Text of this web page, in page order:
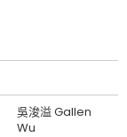
吳浚溢 Gallen
Wu